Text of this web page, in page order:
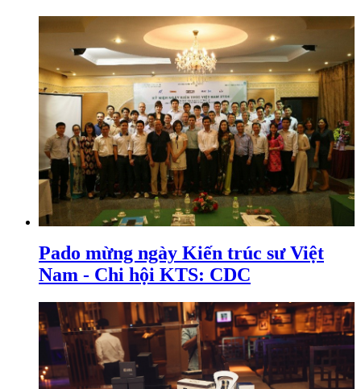
Pado mừng ngày Kiến trúc sư Việt
Nam - Chi hội KTS: CDC